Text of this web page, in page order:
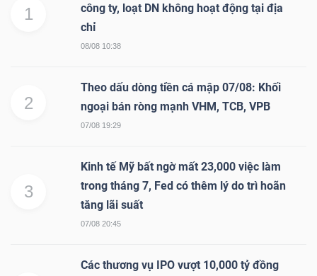
1
công ty, loạt DN không hoạt động tại địa
chỉ
08/08 10:38
2
Theo dấu dòng tiền cá mập 07/08: Khối
ngoại bán ròng mạnh VHM, TCB, VPB
07/08 19:29
3
Kinh tế Mỹ bất ngờ mất 23,000 việc làm
trong tháng 7, Fed có thêm lý do trì hoãn
tăng lãi suất
07/08 20:45
Các thương vụ IPO vượt 10,000 tỷ đồng